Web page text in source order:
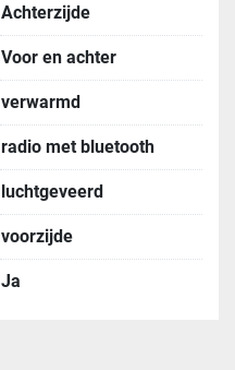
Achterzijde
Voor en achter
verwarmd
radio met bluetooth
luchtgeveerd
voorzijde
Ja